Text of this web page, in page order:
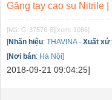
Găng tay cao su Nitrile
[Mã: G-37576-8] [xem: 1086]
[Nhãn hiệu: THAVINA- Xuất xứ:
[Nơi bán: Hà Nội]
2018-09-21 09:04:25]